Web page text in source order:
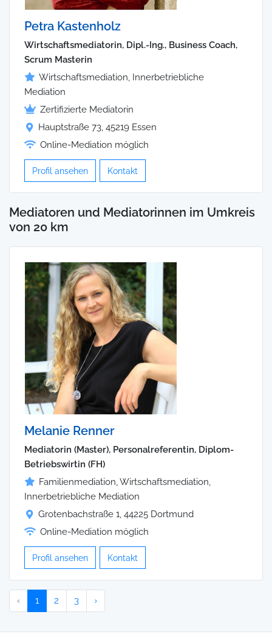
Petra Kastenholz
Wirtschaftsmediatorin, Dipl.-Ing., Business Coach,
Scrum Masterin
Wirtschaftsmediation, Innerbetriebliche
Mediation
Zertifizierte Mediatorin
Hauptstraße 73, 45219 Essen
Online-Mediation möglich
Profil ansehen Kontakt
Mediatoren und Mediatorinnen im Umkreis
von 20 km
Melanie Renner
Mediatorin (Master), Personalreferentin, Diplom-
Betriebswirtin (FH)
Familienmediation, Wirtschaftsmediation,
Innerbetriebliche Mediation
Grotenbachstraße 1, 44225 Dortmund
Online-Mediation möglich
Profil ansehen Kontakt
‹ 1 2 3 ›